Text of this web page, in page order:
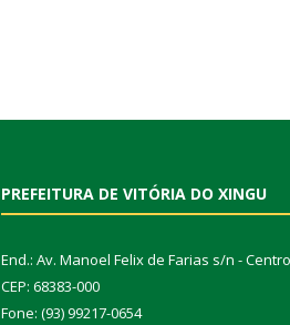
PREFEITURA DE VITÓRIA DO XINGU
End.: Av. Manoel Felix de Farias s/n - Centro
CEP: 68383-000
Fone: (93) 99217-0654